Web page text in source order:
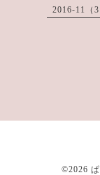
2016-11（3
©2026